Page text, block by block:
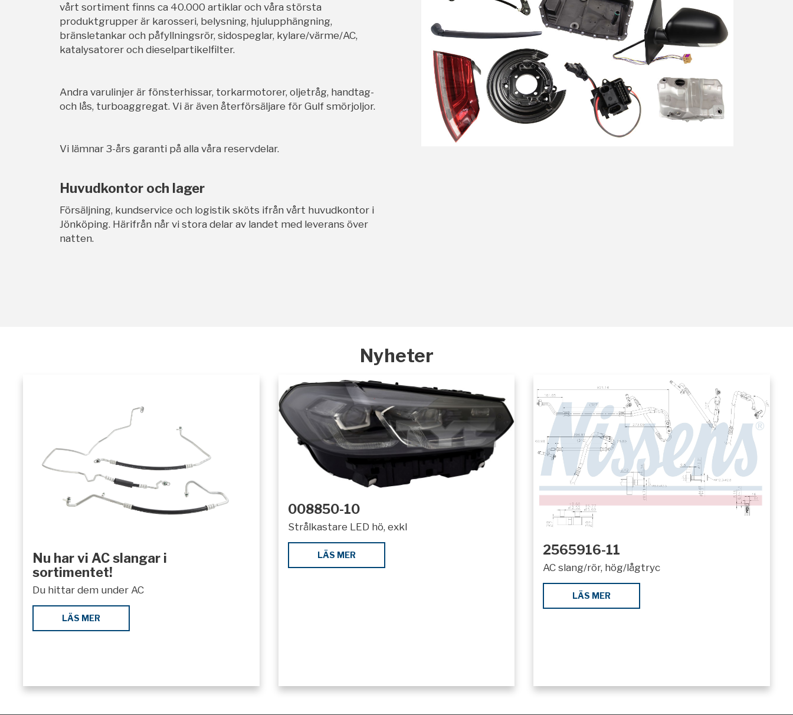
vårt sortiment finns ca 40.000 artiklar och våra största
produktgrupper är karosseri, belysning, hjulupphängning,
bränsletankar och påfyllningsrör, sidospeglar, kylare/värme/AC,
katalysatorer och dieselpartikelfilter.
Andra varulinjer är fönsterhissar, torkarmotorer, oljetråg, handtag-
och lås, turboaggregat. Vi är även återförsäljare för Gulf smörjoljor.
Vi lämnar 3-års garanti på alla våra reservdelar.
Huvudkontor och lager
Försäljning, kundservice och logistik sköts ifrån vårt huvudkontor i
Jönköping. Härifrån når vi stora delar av landet med leverans över
natten.
Nyheter
Nu har vi AC slangar i
sortimentet!
Du hittar dem under AC
LÄS MER
008850-10
Strålkastare LED hö, exkl
LÄS MER 2565916-11
AC slang/rör, hög/lågtryc
LÄS MER